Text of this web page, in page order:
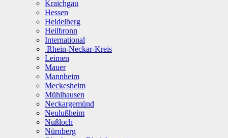
Kraichgau
Hessen
Heidelberg
Heilbronn
International
Rhein-Neckar-Kreis
Leimen
Mauer
Mannheim
Meckesheim
Mühlhausen
Neckargemünd
Neulußheim
Nußloch
Nürnberg